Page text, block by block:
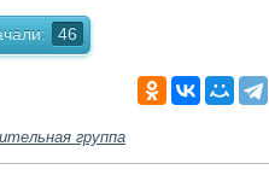
46
группа